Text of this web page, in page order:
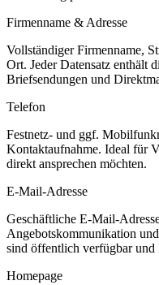
Firmenname & Adresse
Vollständiger Firmenname,
Ort. Jeder Datensatz enthält
Briefsendungen und
Telefon
Festnetz- und ggf.
Kontaktaufnahme. Ideal für
direkt ansprechen möchten.
E-Mail-Adresse
Geschäftliche E-Mail-
Angebotskommunikation
sind öffentlich verfügbar
Homepage